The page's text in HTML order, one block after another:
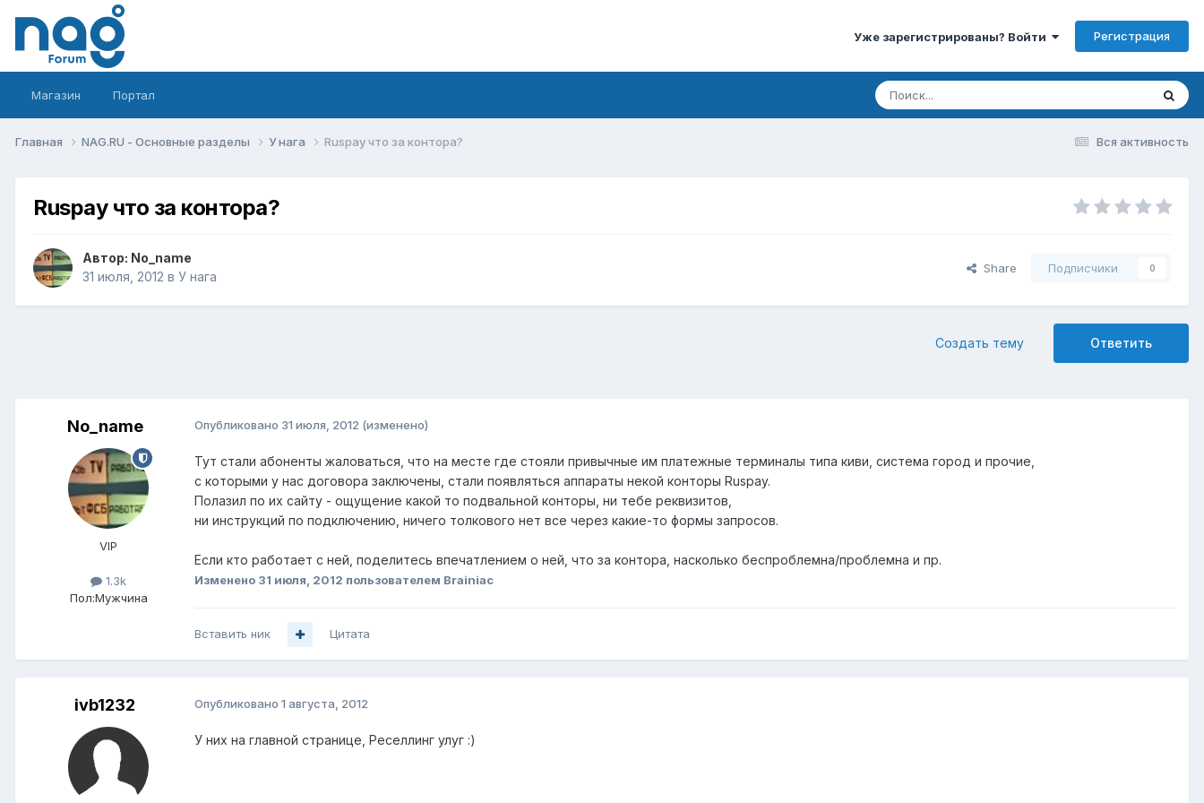
Уже зарегистрированы? Войти Регистрация
Магазин Портал
Вся активность
Главная NAG.RU - Основные разделы У нага Ruspay что за контора?
Ruspay что за контора?
Автор: No_name
31 июля, 2012 в У нага
Share Подписчики 0
Ответить
Создать тему
No_name
VIP
1.3k
Пол:Мужчина
Опубликовано 31 июля, 2012 (изменено)
Тут стали абоненты жаловаться, что на месте где стояли привычные им платежные терминалы типа киви, система город и прочие,
с которыми у нас договора заключены, стали появляться аппараты некой конторы Ruspay.
Полазил по их сайту - ощущение какой то подвальной конторы, ни тебе реквизитов,
ни инструкций по подключению, ничего толкового нет все через какие-то формы запросов.
Если кто работает с ней, поделитесь впечатлением о ней, что за контора, насколько беспроблемна/проблемна и пр.
Изменено 31 июля, 2012 пользователем Brainiac
Вставить ник Цитата
ivb1232 Опубликовано 1 августа, 2012
У них на главной странице, Реселлинг улуг :)